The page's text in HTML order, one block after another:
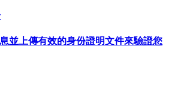
並上傳有效的身份證明文件來驗證您